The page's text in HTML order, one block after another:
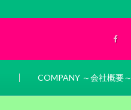
COMPANY ～会社概要～